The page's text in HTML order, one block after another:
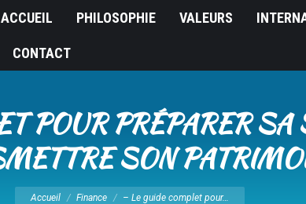
ACCUEIL PHILOSOPHIE VALEURS
CONTACT
POUR PRÉPARER SA
SON
Vous êtes ici :
Accueil Finance – Le guide complet pour…